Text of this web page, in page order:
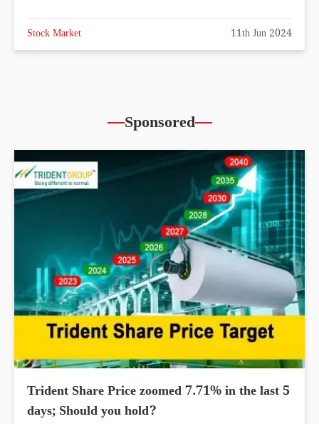
Stock Market 11th Jun 2024
Sponsored
Trident Share Price zoomed 7.71% in the last 5
days; Should you hold?